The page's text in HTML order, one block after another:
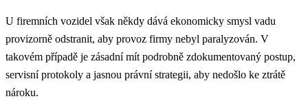
U firemních vozidel však někdy dává ekonomicky smysl vadu
provizorně odstranit, aby provoz firmy nebyl paralyzován. V
takovém případě je zásadní mít podrobně zdokumentovaný postup,
servisní protokoly a jasnou právní strategii, aby nedošlo ke ztrátě
nároku.